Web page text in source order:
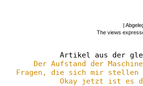
|
The views
Artikel aus der
Der Aufstand der
Fragen, die sich mir stellen
Okay jetzt ist es